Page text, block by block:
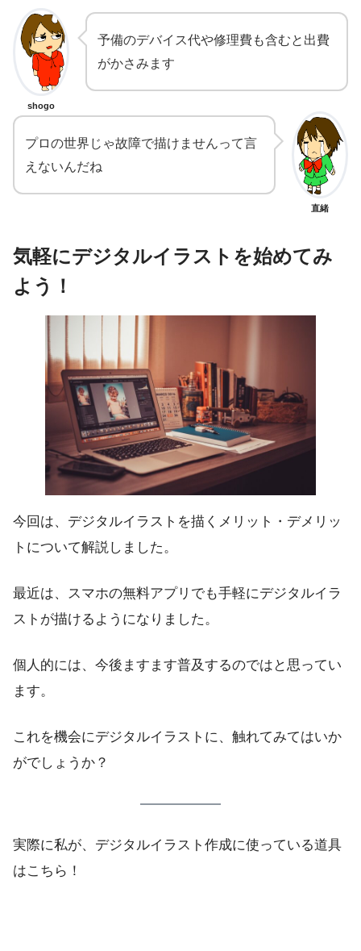
shogo
予備のデバイス代や修理費も含むと出費
がかさみます
直緒
プロの世界じゃ故障で描けませんって言
えないんだね
気軽にデジタルイラストを始めてみ
よう！
今回は、デジタルイラストを描くメリット・デメリッ
トについて解説しました。
最近は、スマホの無料アプリでも手軽にデジタルイラ
ストが描けるようになりました。
個人的には、今後ますます普及するのではと思ってい
ます。
これを機会にデジタルイラストに、触れてみてはいか
がでしょうか？
実際に私が、デジタルイラスト作成に使っている道具
はこちら！